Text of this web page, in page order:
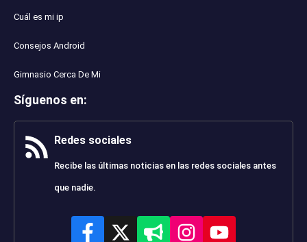
Cuál es mi ip
Consejos Android
Gimnasio Cerca De Mi
Síguenos en:
Redes sociales
Recibe las últimas noticias en las redes sociales antes
que nadie.